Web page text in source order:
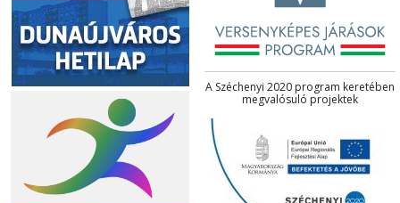
A Széchenyi 2020 program keretében
megvalósuló projektek